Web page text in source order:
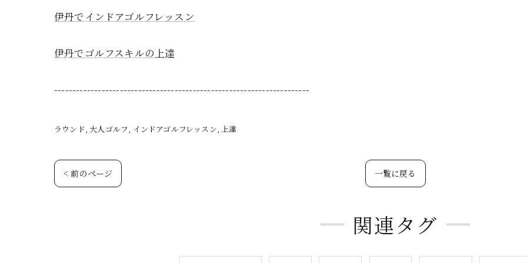
伊丹でインドアゴルフレッスン
伊丹でゴルフスキルの上達
----------------------------------------------------------------------
ラウンド 大人ゴルフ インドアゴルフレッスン 上達
< 前のページ 一覧に戻る
関連タグ